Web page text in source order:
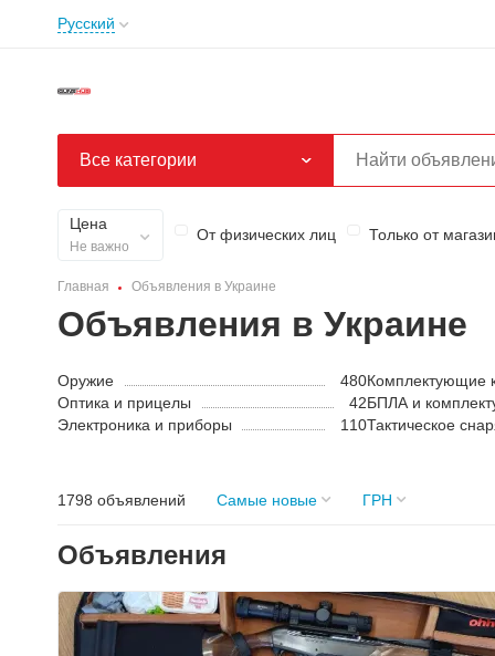
Русский
Все категории
Цена
Не важно
От физических лиц Только от
Главная Объявления в Украине
Объявления в Украине
Оружие 480Комплектующие
Оптика и прицелы
42БПЛА и
Электроника и приборы
110Тактическое
1798 объявлений Самые новые ГРН
Объявления